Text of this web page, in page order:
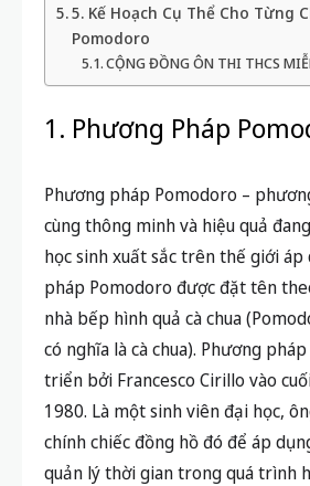
5. Kế Hoạch Cụ Thể Cho Từng
Pomodoro
CỘNG ĐỒNG ÔN THI THCS
1. Phương Pháp
Phương pháp Pomodoro –
cùng thông minh và hiệu quả
học sinh xuất sắc trên thế giới áp
pháp Pomodoro được đặt tên
nhà bếp hình quả cà chua
có nghĩa là cà chua). Phương
triển bởi Francesco Cirillo vào
1980. Là một sinh viên đại học,
chính chiếc đồng hồ đó để áp
quản lý thời gian trong quá trình